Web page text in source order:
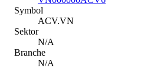
Symbol
ACV.VN
Sektor
N/A
Branche
N/A